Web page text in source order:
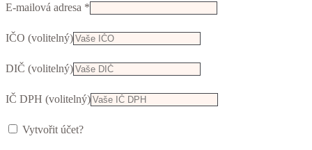
E-mailová adresa *
IČO (volitelný)
DIČ (volitelný)
IČ DPH (volitelný)
Vytvořit účet?